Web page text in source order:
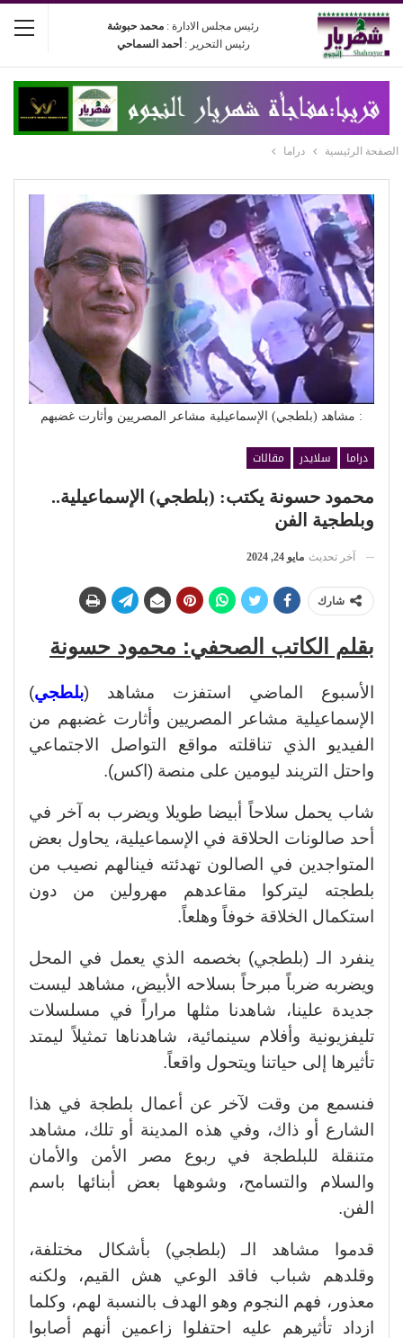
رئيس مجلس الادارة : محمد حبوشة
رئيس التحرير : أحمد السماحي
الصفحة الرئيسية دراما
: مشاهد (بلطجي) الإسماعيلية مشاعر المصريين وأثارت غضبهم
دراما سلايدر
مقالات
محمود حسونة يكتب: (بلطجي) الإسماعيلية..
وبلطجية الفن
آخر تحديث مايو 24, 2024
شارك
بقلم الكاتب الصحفي: محمود حسونة
الأسبوع الماضي استفزت مشاهد (بلطجي)
الإسماعيلية مشاعر المصريين وأثارت غضبهم من
الفيديو الذي تناقلته مواقع التواصل الاجتماعي
واحتل التريند ليومين على منصة (اكس).
شاب يحمل سلاحاً أبيضا طويلا ويضرب به آخر في
أحد صالونات الحلاقة في الإسماعيلية، يحاول بعض
المتواجدين في الصالون تهدئته فينالهم نصيب من
بلطجته ليتركوا مقاعدهم مهرولين من دون
استكمال الخلاقة خوفاً وهلعاً.
ينفرد الـ (بلطجي) بخصمه الذي يعمل في المحل
ويضربه ضرباً مبرحاً بسلاحه الأبيض، مشاهد ليست
جديدة علينا، شاهدنا مثلها مراراً في مسلسلات
تليفزيونية وأفلام سينمائية، شاهدناها تمثيلاً ليمتد
تأثيرها إلى حياتنا ويتحول واقعاً.
فنسمع من وقت لآخر عن أعمال بلطجة في هذا
الشارع أو ذاك، وفي هذه المدينة أو تلك، مشاهد
متنقلة للبلطجة في ربوع مصر الأمن والأمان
والسلام والتسامح، وشوهها بعض أبنائها باسم
الفن.
قدموا مشاهد الـ (بلطجي) بأشكال مختلفة،
وقلدهم شباب فاقد الوعي هش القيم، ولكنه
معذور، فهم النجوم وهو الهدف بالنسبة لهم، وكلما
ازداد تأثيرهم عليه احتفلوا زاعمين أنهم أصابوا